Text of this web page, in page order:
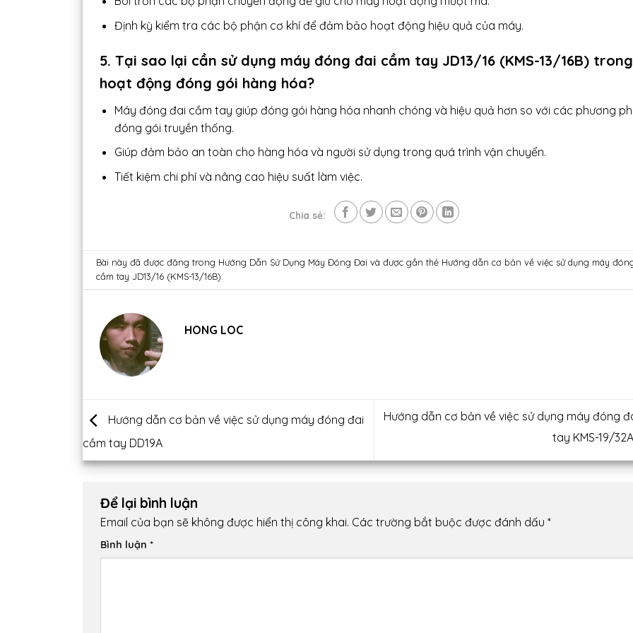
Định kỳ kiểm tra các bộ phận cơ khí để đảm bảo hoạt động hiệu quả của máy.
5. Tại sao lại cần sử dụng máy đóng đai cầm tay JD13/16 (KMS-13/16B) trong
hoạt động đóng gói hàng hóa?
Máy đóng đai cầm tay giúp đóng gói hàng hóa nhanh chóng và hiệu quả hơn so với các phương
đóng gói truyền thống.
Giúp đảm bảo an toàn cho hàng hóa và người sử dụng trong quá trình vận chuyển.
Tiết kiệm chi phí và nâng cao hiệu suất làm việc.
Chia sẻ:
Bài này đã được đăng trong Hướng Dẫn Sử Dụng Máy Đóng Đai và được gắn thẻ Hướng dẫn cơ bản về việc sử dụng máy
cầm tay JD13/16 (KMS-13/16B)
HONG LOC
Hướng dẫn cơ bản về việc sử dụng máy đóng đai
cầm tay DD19A
Hướng dẫn cơ bản về việc sử dụng máy đóng
tay KMS-19/
Để lại bình luận
Email của bạn sẽ không được hiển thị công khai. Các trường bắt buộc được đánh dấu *
Bình luận *